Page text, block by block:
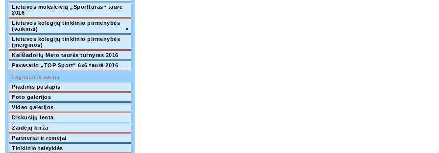
Lietuvos moksleivių „Sportturas“ taurė
2016
Lietuvos kolegijų tinklinio pirmenybės
(vaikinai)
»
Lietuvos kolegijų tinklinio pirmenybės
(merginos)
Kaišiadorių Mero taurės turnyras 2016
Pavasario „TOP Sport“ 6x6 taurė 2016
Pagrindinis meniu
Pradinis puslapis
Foto galerijos
Video galerijos
Diskusijų lenta
Žaidėjų birža
Partneriai ir rėmėjai
Tinklinio taisyklės